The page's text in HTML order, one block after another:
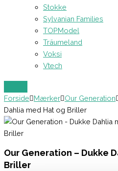
Stokke
Sylvanian Families
TOPModel
Träumeland
Voksi
Vtech
Forside Mærker Our Generation
Dahlia med Hat og Briller
Our Generation – Dukke
Briller